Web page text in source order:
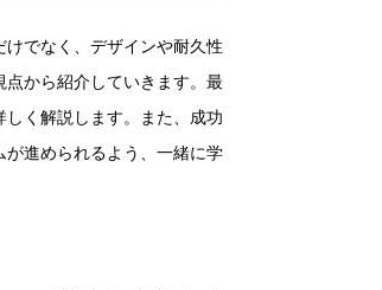
でなく、デザインや耐久性
から紹介していきます。最
く解説します。また、成功
進められるよう、一緒に学